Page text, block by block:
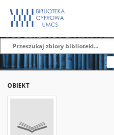
OBIEKT